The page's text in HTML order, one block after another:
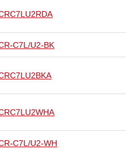
C7L/U2-BK
C7L/U2-WH